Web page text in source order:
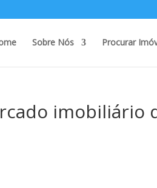
Sobre Nós Procurar
imobiliário